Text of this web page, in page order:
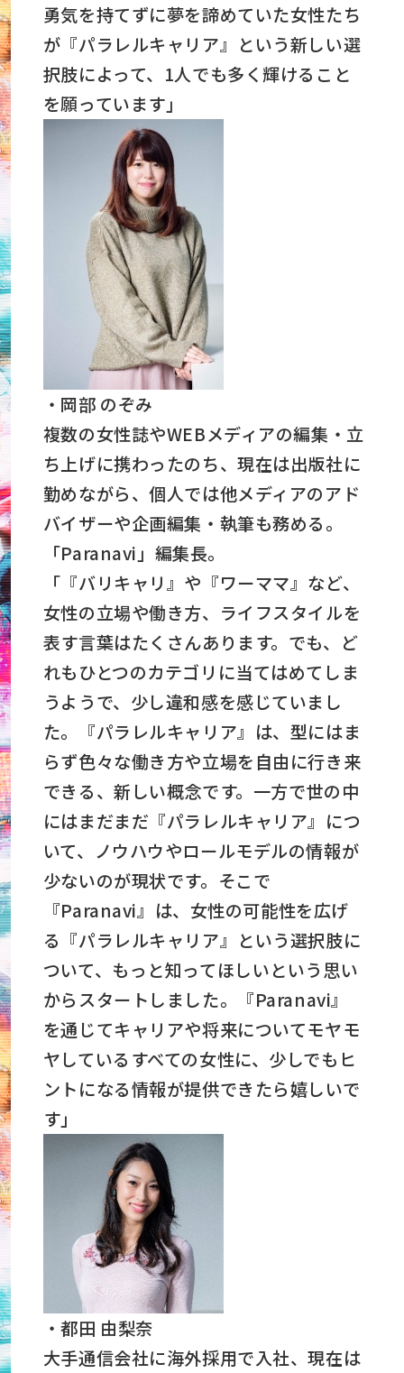
勇気を持てずに夢を諦めていた女性たち
が『パラレルキャリア』という新しい選
択肢によって、1人でも多く輝けること
を願っています」
・岡部 のぞみ
複数の女性誌やWEBメディアの編集・立
ち上げに携わったのち、現在は出版社に
勤めながら、個人では他メディアのアド
バイザーや企画編集・執筆も務める。
「Paranavi」編集長。
「『バリキャリ』や『ワーママ』など、
女性の立場や働き方、ライフスタイルを
表す言葉はたくさんあります。でも、ど
れもひとつのカテゴリに当てはめてしま
うようで、少し違和感を感じていまし
た。『パラレルキャリア』は、型にはま
らず色々な働き方や立場を自由に行き来
できる、新しい概念です。一方で世の中
にはまだまだ『パラレルキャリア』につ
いて、ノウハウやロールモデルの情報が
少ないのが現状です。そこで
『Paranavi』は、女性の可能性を広げ
る『パラレルキャリア』という選択肢に
ついて、もっと知ってほしいという思い
からスタートしました。『Paranavi』
を通じてキャリアや将来についてモヤモ
ヤしているすべての女性に、少しでもヒ
ントになる情報が提供できたら嬉しいで
す」
・都田 由梨奈
大手通信会社に海外採用で入社、現在は